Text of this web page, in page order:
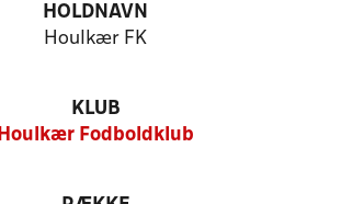
HOLDNAVN
Houlkær FK
KLUB
Houlkær Fodboldklub